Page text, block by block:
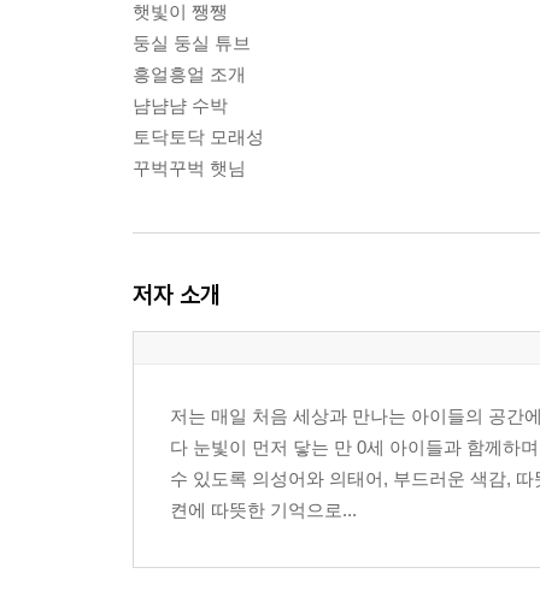
햇빛이 쨍쨍
둥실 둥실 튜브
흥얼흥얼 조개
냠냠냠 수박
토닥토닥 모래성
꾸벅꾸벅 햇님
저자 소개
저는 매일 처음 세상과 만나는 아이들의 공간
다 눈빛이 먼저 닿는 만 0세 아이들과 함께하
수 있도록 의성어와 의태어, 부드러운 색감,
켠에 따뜻한 기억으로...